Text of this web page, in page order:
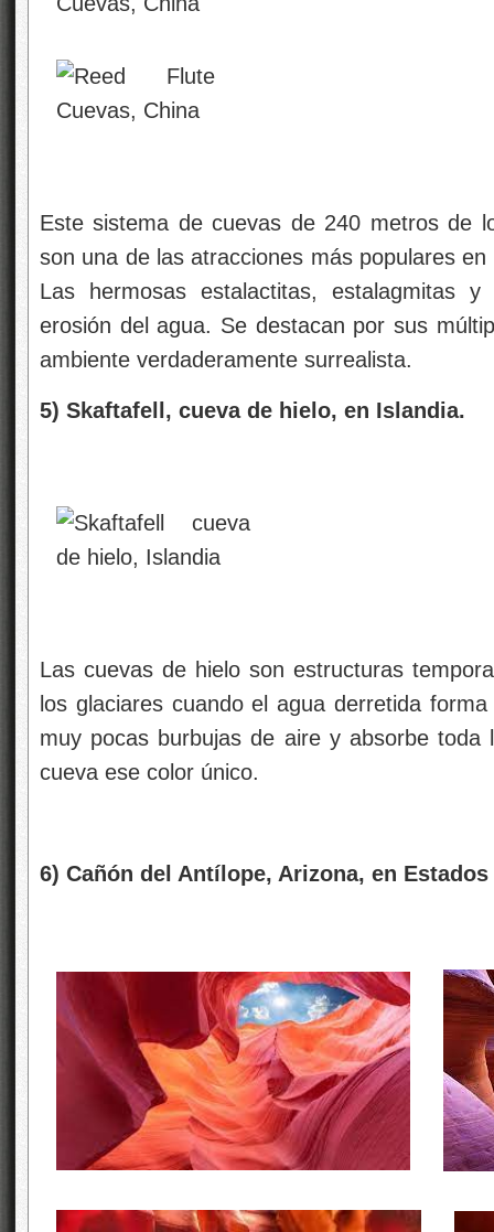
Este sistema de cuevas de 240 metros de
son una de las atracciones más populares
Las hermosas estalactitas, estalagmitas
erosión del agua. Se destacan por sus
ambiente verdaderamente surrealista.
5) Skaftafell, cueva de hielo, en Islandia.
Las cuevas de hielo son estructuras
los glaciares cuando el agua derretida
muy pocas burbujas de aire y absorbe
cueva ese color único.
6) Cañón del Antílope, Arizona, en